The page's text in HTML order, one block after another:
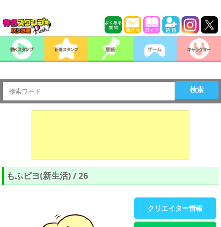
検索
もふピヨ(新生活) / 26
クリエイター情報